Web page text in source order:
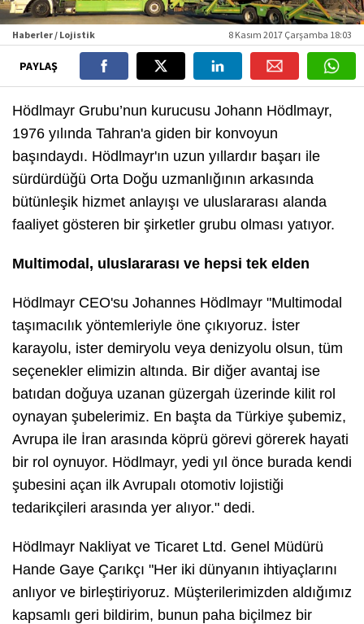
Haberler / Lojistik 8 Kasım 2017 Çarşamba 18:03
PAYLAŞ
Hödlmayr Grubu’nun kurucusu Johann Hödlmayr,
1976 yılında Tahran'a giden bir konvoyun
başındaydı. Hödlmayr'ın uzun yıllardır başarı ile
sürdürdüğü Orta Doğu uzmanlığının arkasında
bütünleşik hizmet anlayışı ve uluslararası alanda
faaliyet gösteren bir şirketler grubu olması yatıyor.
Multimodal, uluslararası ve hepsi tek elden
Hödlmayr CEO'su Johannes Hödlmayr "Multimodal
taşımacılık yöntemleriyle öne çıkıyoruz. İster
karayolu, ister demiryolu veya denizyolu olsun, tüm
seçenekler elimizin altında. Bir diğer avantaj ise
batıdan doğuya uzanan güzergah üzerinde kilit rol
oynayan şubelerimiz. En başta da Türkiye şubemiz,
Avrupa ile İran arasında köprü görevi görerek hayati
bir rol oynuyor. Hödlmayr, yedi yıl önce burada kendi
şubesini açan ilk Avrupalı otomotiv lojistiği
tedarikçileri arasında yer alıyor." dedi.
Hödlmayr Nakliyat ve Ticaret Ltd. Genel Müdürü
Hande Gaye Çarıkçı "Her iki dünyanın ihtiyaçlarını
anlıyor ve birleştiriyoruz. Müşterilerimizden aldığımız
kapsamlı geri bildirim, bunun paha biçilmez bir